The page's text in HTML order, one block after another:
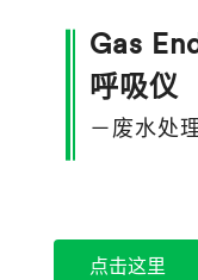
Gas
呼吸仪
－废水处
点击这里